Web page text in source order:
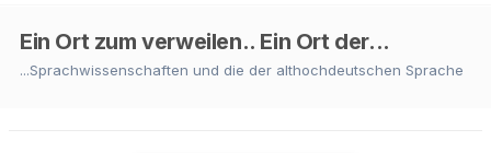
Ein Ort zum verweilen.. Ein Ort der...
...Sprachwissenschaften und die der althochdeutschen Sprache